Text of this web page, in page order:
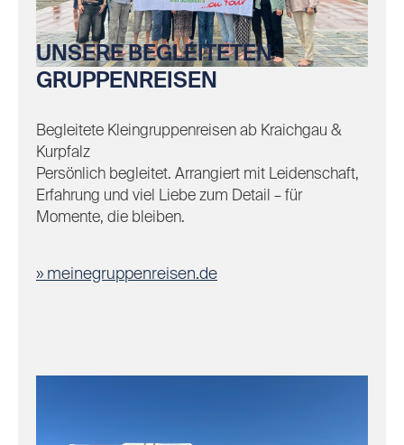
UNSERE BEGLEITETEN
GRUPPENREISEN
Begleitete Kleingruppenreisen ab Kraichgau &
Kurpfalz
Persönlich begleitet. Arrangiert mit Leidenschaft,
Erfahrung und viel Liebe zum Detail – für
Momente, die bleiben.
meinegruppenreisen.de